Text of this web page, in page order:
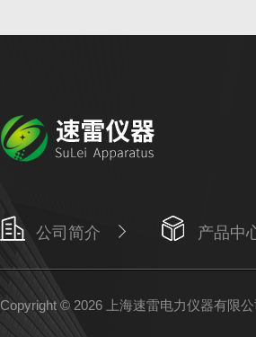
公司简介 产品中
Copyright © 2026 上海速雷电力仪器有限